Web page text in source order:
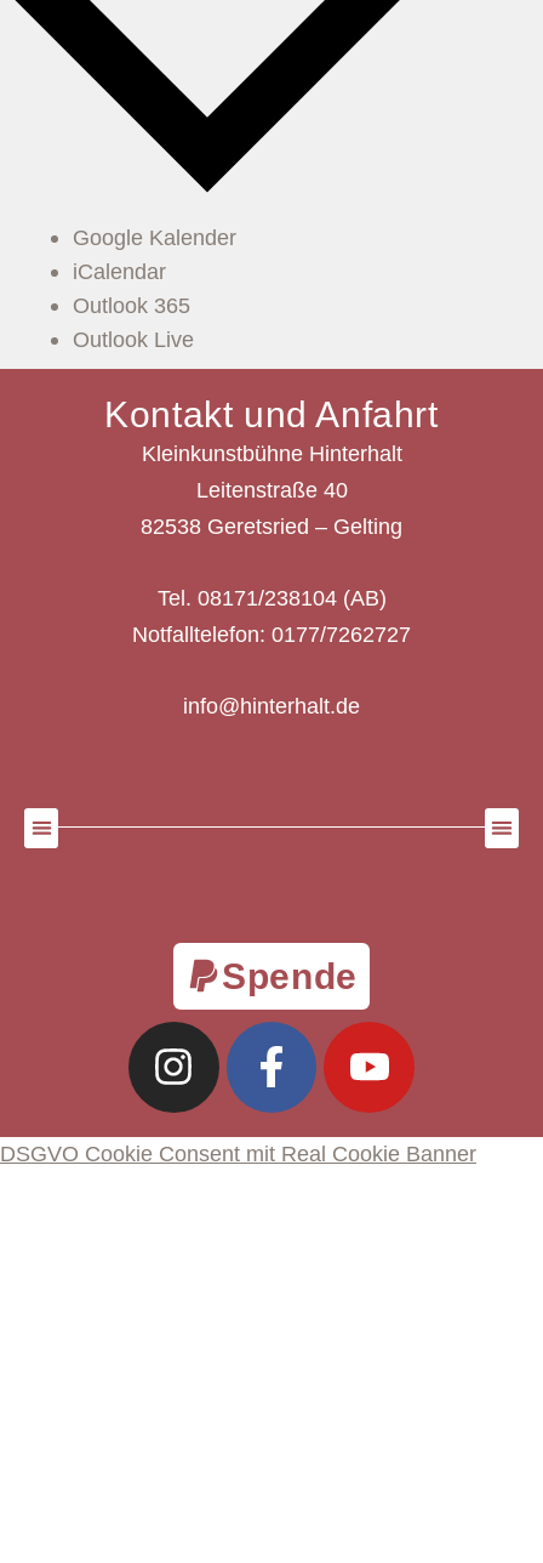
Google Kalender
iCalendar
Outlook 365
Outlook Live
Kontakt und Anfahrt
Kleinkunstbühne Hinterhalt
Leitenstraße 40
82538 Geretsried – Gelting
Tel. 08171/238104 (AB)
Notfalltelefon: 0177/7262727
info@hinterhalt.de
Spende
DSGVO Cookie Consent mit Real Cookie Banner